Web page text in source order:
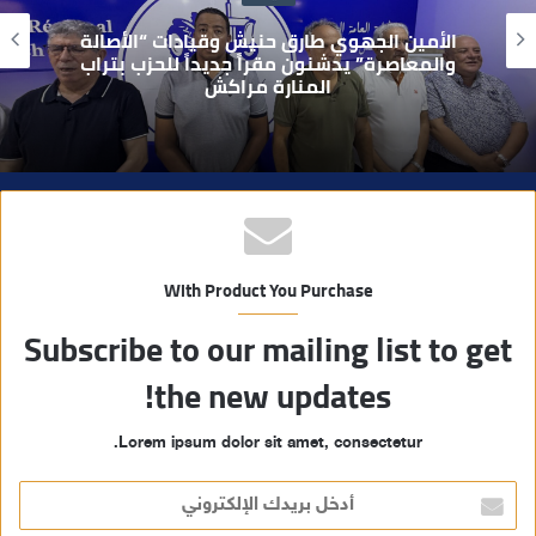
و
ي
ب
بعد تداول فيديو يوثق العملية.. أمن مراكش
يطيح بقاصر مشتبه في تورطه في سرقة
مسلحة..
With Product You Purchase
Subscribe to our mailing list to get
the new updates!
Lorem ipsum dolor sit amet, consectetur.
خ